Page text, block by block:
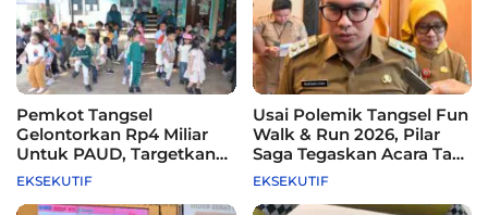
Pemkot Tangsel
Gelontorkan Rp4 Miliar
Untuk PAUD, Targetkan
115 Sekolah
EKSEKUTIF
Usai Polemik Tangsel Fun
Walk & Run 2026, Pilar
Saga Tegaskan Acara Tak
Difasilitasi Pemkot
EKSEKUTIF